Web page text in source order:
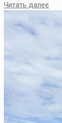
Читать далее